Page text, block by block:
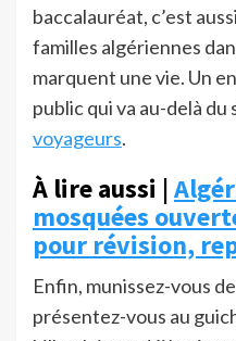
baccalauréat, c’est
familles algériennes
marquent une vie. Un
public qui va au-delà du
voyageurs.
À lire aussi |
mosquées
pour révision,
Enfin, munissez-vous
présentez-vous au